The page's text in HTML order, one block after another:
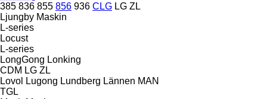
385 836 855 856 936 CLG LG ZL
Ljungby Maskin
L-series
Locust
L-series
LongGong Lonking
CDM LG ZL
Lovol
Lugong Lundberg Lännen MAN
TGL